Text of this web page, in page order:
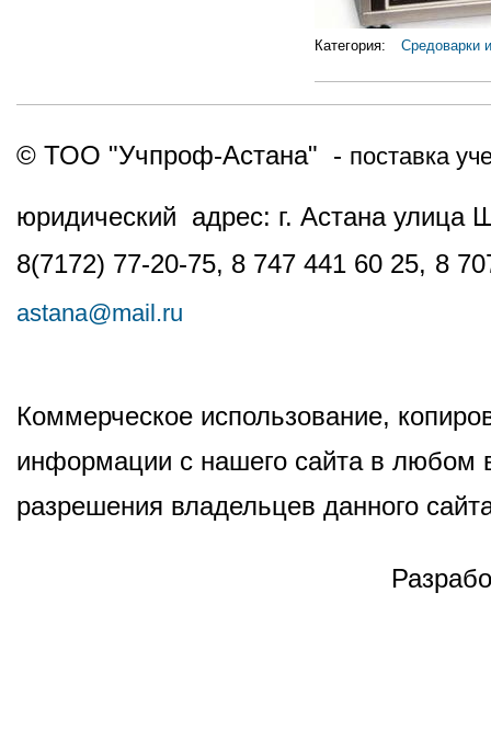
Категория: Средоварки
© ТОО "Учпроф-Астана" - поставка
юридический адрес: г. Астана
8(7172) 77-20-75, 8 747 441 60 25, 8
astana@mail.ru
Коммерческое использование,
информации с нашего сайта в любом
разрешения владельцев данного